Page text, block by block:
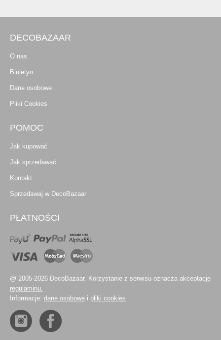
DECOBAZAAR
O nas
Biuletyn
Dane osobowe
Pliki Cookies
POMOC
Jak kupować
Jak sprzedawać
Kontakt
Sprzedawaj w DecoBazaar
PŁATNOŚCI
@ 2005-2026 DecoBazaar. Korzystanie z serwisu oznacza akceptację
regulaminu.
Informacje: dane osobowe i pliki cookies